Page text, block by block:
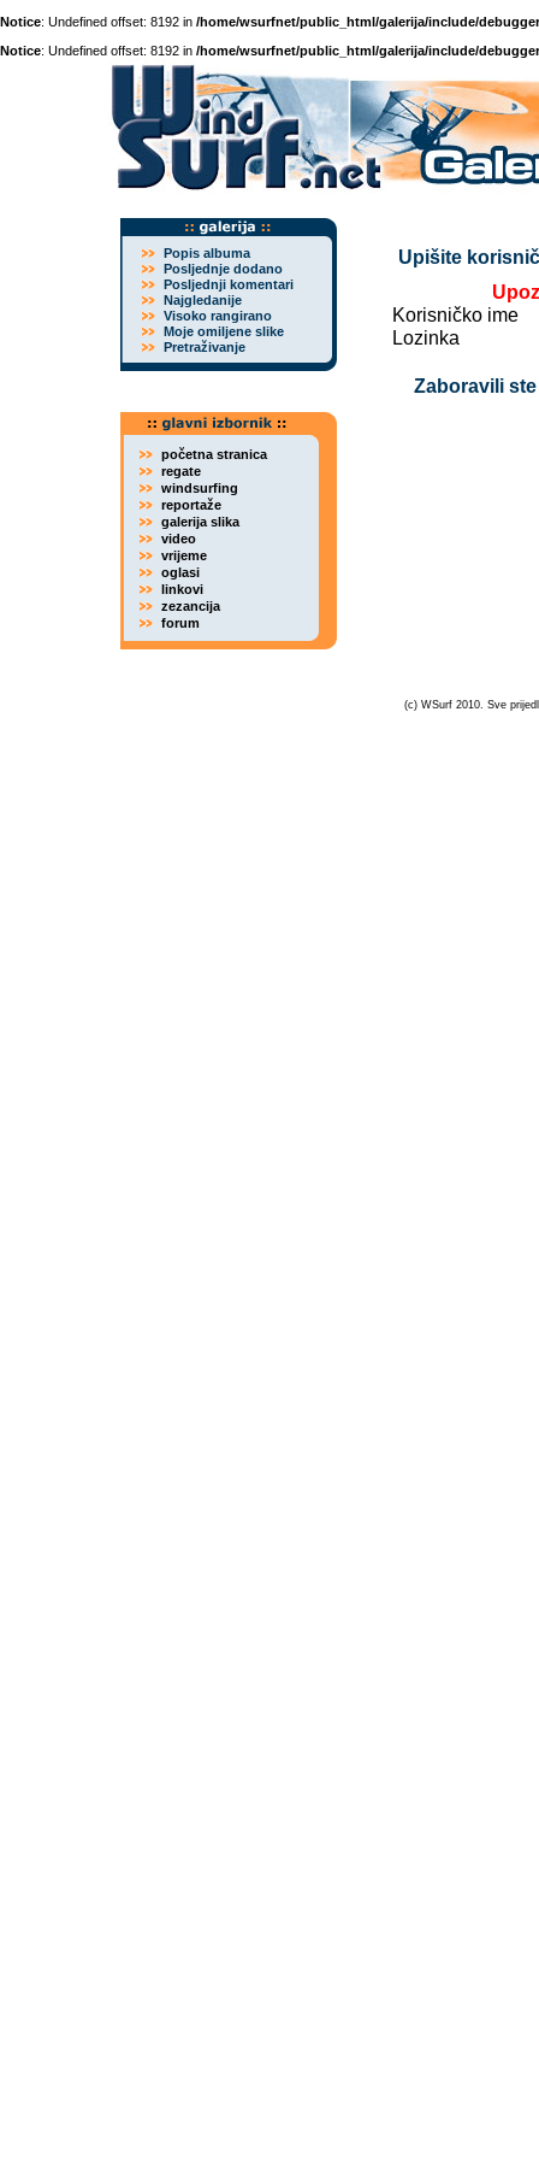
Notice: Undefined offset: 8192 in /home/wsurfnet/public_html/galerija/include/
Notice: Undefined offset: 8192 in /home/wsurfnet/public_html/galerija/include/
Popis albuma
Posljednje dodano
Posljednji komentari
Najgledanije
Visoko rangirano
Moje omiljene slike
Pretraživanje
početna stranica
regate
windsurfing
reportaže
galerija slika
video
vrijeme
oglasi
linkovi
zezancija
forum
Upišite
Korisničko ime
Lozinka
Zaboravili
(c) WSurf 2010. Sve